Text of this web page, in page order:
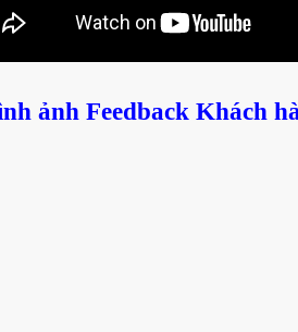
ảnh Feedback Khách